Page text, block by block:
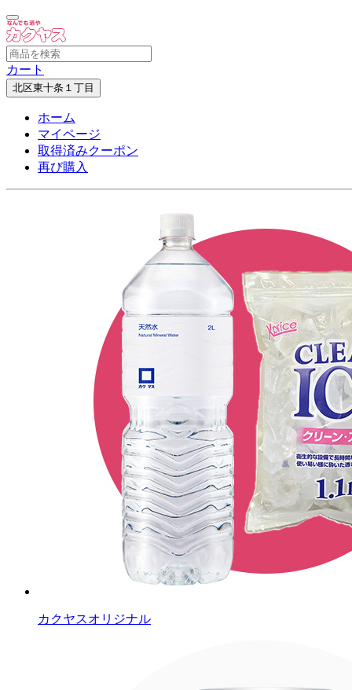
カート
北区東十条１丁目
ホーム
マイページ
取得済みクーポン
再び購入
カクヤスオリジナル